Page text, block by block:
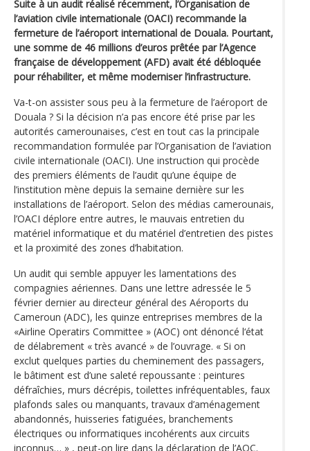
Suite à un audit réalisé récemment, l’Organisation de
l’aviation civile internationale (OACI) recommande la
fermeture de l’aéroport international de Douala. Pourtant,
une somme de 46 millions d’euros prêtée par l’Agence
française de développement (AFD) avait été débloquée
pour réhabiliter, et même moderniser l’infrastructure.
Va-t-on assister sous peu à la fermeture de l’aéroport de
Douala ? Si la décision n’a pas encore été prise par les
autorités camerounaises, c’est en tout cas la principale
recommandation formulée par l’Organisation de l’aviation
civile internationale (OACI). Une instruction qui procède
des premiers éléments de l’audit qu’une équipe de
l’institution mène depuis la semaine dernière sur les
installations de l’aéroport. Selon des médias camerounais,
l’OACI déplore entre autres, le mauvais entretien du
matériel informatique et du matériel d’entretien des pistes
et la proximité des zones d’habitation.
Un audit qui semble appuyer les lamentations des
compagnies aériennes. Dans une lettre adressée le 5
février dernier au directeur général des Aéroports du
Cameroun (ADC), les quinze entreprises membres de la
«Airline Operatirs Committee » (AOC) ont dénoncé l‘état
de délabrement « très avancé » de l’ouvrage. « Si on
exclut quelques parties du cheminement des passagers,
le bâtiment est d’une saleté repoussante : peintures
défraîchies, murs décrépis, toilettes infréquentables, faux
plafonds sales ou manquants, travaux d’aménagement
abandonnés, huisseries fatiguées, branchements
électriques ou informatiques incohérents aux circuits
inconnus… » , peut-on lire dans la déclaration de l’AOC.